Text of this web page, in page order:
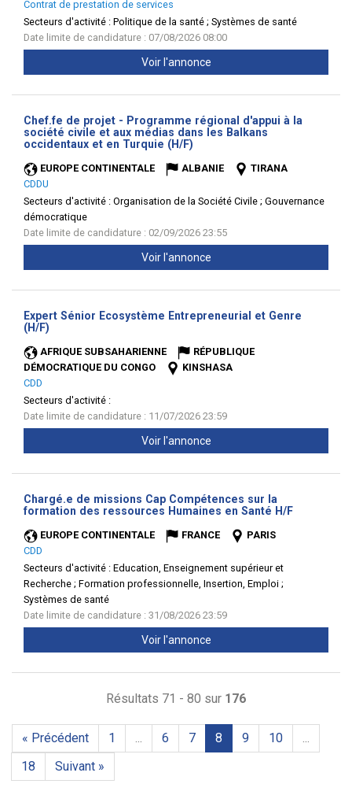
Contrat de prestation de services
Secteurs d'activité : Politique de la santé ; Systèmes de santé
Date limite de candidature : 07/08/2026 08:00
Voir l'annonce
Chef.fe de projet - Programme régional d'appui à la
société civile et aux médias dans les Balkans
occidentaux et en Turquie (H/F)
EUROPE CONTINENTALE ALBANIE
TIRANA
CDDU
Secteurs d'activité : Organisation de la Société Civile ; Gouvernance
démocratique
Date limite de candidature : 02/09/2026 23:55
Voir l'annonce
Expert Sénior Ecosystème Entrepreneurial et Genre
(H/F)
AFRIQUE SUBSAHARIENNE
RÉPUBLIQUE
DÉMOCRATIQUE DU CONGO
KINSHASA
CDD
Secteurs d'activité :
Date limite de candidature : 11/07/2026 23:59
Voir l'annonce
Chargé.e de missions Cap Compétences sur la
formation des ressources Humaines en Santé H/F(Nouvelle
EUROPE CONTINENTALE FRANCE
PARIS
CDD
Secteurs d'activité : Education, Enseignement supérieur et
Recherche ; Formation professionnelle, Insertion, Emploi ;
Systèmes de santé
Date limite de candidature : 31/08/2026 23:59
Voir l'annonce
Résultats 71 - 80 sur 176
« Précédent 1 ... 6 7 8 9 10
...
18
Suivant »